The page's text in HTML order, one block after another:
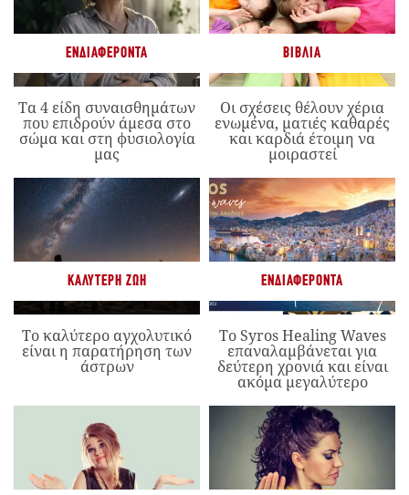
ΕΝΔΙΑΦΈΡΟΝΤΑ
Τα 4 είδη συναισθημάτων
που επιδρούν άμεσα στο
σώμα και στη φυσιολογία
μας
ΒΙΒΛΊΑ
Οι σχέσεις θέλουν χέρια
ενωμένα, ματιές καθαρές
και καρδιά έτοιμη να
μοιραστεί
ΚΑΛΎΤΕΡΗ ΖΩΉ
Το καλύτερο αγχολυτικό
είναι η παρατήρηση των
άστρων
ΕΝΔΙΑΦΈΡΟΝΤΑ
Το Syros Healing Waves
επαναλαμβάνεται για
δεύτερη χρονιά και είναι
ακόμα μεγαλύτερο